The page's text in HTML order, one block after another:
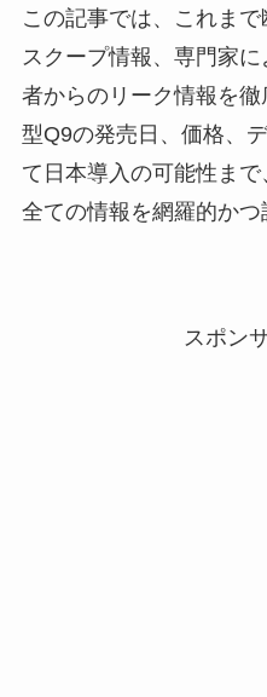
この記事では、これま
スクープ情報、専門家
者からのリーク情報を
型Q9の発売日、価格、
て日本導入の可能性ま
全ての情報を網羅的かつ
スポン